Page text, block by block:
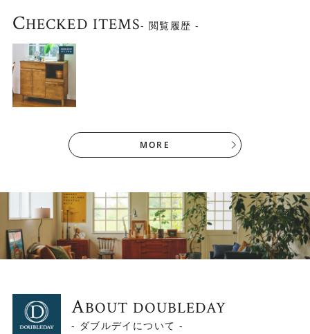
脚下は約11cmです。お掃除ロボが使えます。
CHECKED ITEMS- 閲覧履歴 -
MORE
ABOUT DOUBLEDAY
- ダブルデイについて -